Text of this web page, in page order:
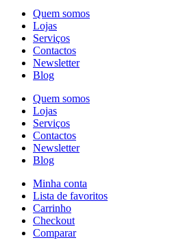
Quem somos
Lojas
Serviços
Contactos
Newsletter
Blog
Quem somos
Lojas
Serviços
Contactos
Newsletter
Blog
Minha conta
Lista de favoritos
Carrinho
Checkout
Comparar